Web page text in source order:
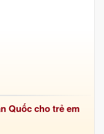
Quốc cho trẻ em